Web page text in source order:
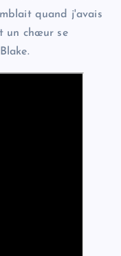
quand j'avais
un chœur se